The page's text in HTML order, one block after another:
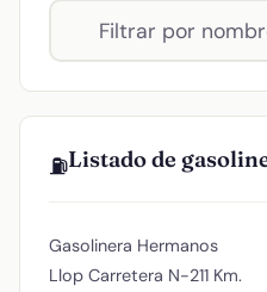
⛽Listado de
Gasolinera Hermanos
Llop Carretera N-211 Km.